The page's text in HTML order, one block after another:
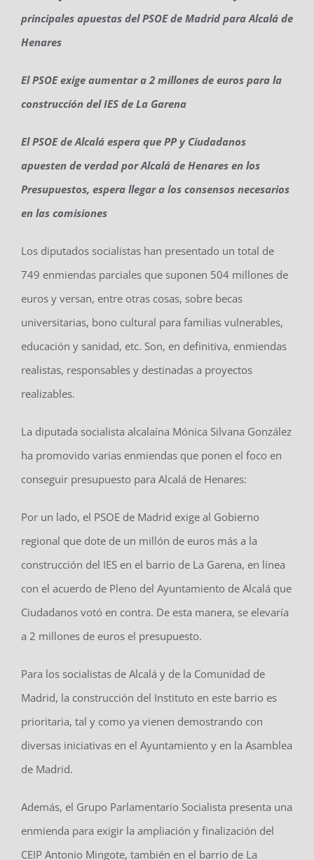
principales apuestas del PSOE de Madrid para Alcalá de
Henares
El PSOE exige aumentar a 2 millones de euros para la
construcción del IES de La Garena
El PSOE de Alcalá espera que PP y Ciudadanos
apuesten de verdad por Alcalá de Henares en los
Presupuestos, espera llegar a los consensos necesarios
en las comisiones
Los diputados socialistas han presentado un total de
749 enmiendas parciales que suponen 504 millones de
euros y versan, entre otras cosas, sobre becas
universitarias, bono cultural para familias vulnerables,
educación y sanidad, etc. Son, en definitiva, enmiendas
realistas, responsables y destinadas a proyectos
realizables.
La diputada socialista alcalaína Mónica Silvana González
ha promovido varias enmiendas que ponen el foco en
conseguir presupuesto para Alcalá de Henares:
Por un lado, el PSOE de Madrid exige al Gobierno
regional que dote de un millón de euros más a la
construcción del IES en el barrio de La Garena, en línea
con el acuerdo de Pleno del Ayuntamiento de Alcalá que
Ciudadanos votó en contra. De esta manera, se elevaría
a 2 millones de euros el presupuesto.
Para los socialistas de Alcalá y de la Comunidad de
Madrid, la construcción del Instituto en este barrio es
prioritaria, tal y como ya vienen demostrando con
diversas iniciativas en el Ayuntamiento y en la Asamblea
de Madrid.
Además, el Grupo Parlamentario Socialista presenta una
enmienda para exigir la ampliación y finalización del
CEIP Antonio Mingote, también en el barrio de La